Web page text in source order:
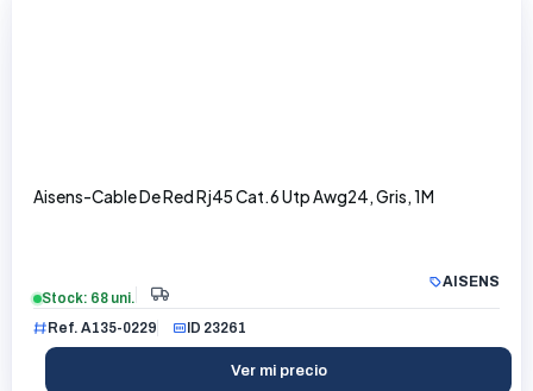
Aisens-Cable De Red Rj45 Cat.6 Utp Awg24, Gris, 1M
AISENS
Stock: 68 uni.
Ref. A135-0229
ID 23261
Ver mi precio